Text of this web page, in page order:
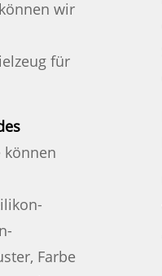
wir
für
können
Farbe